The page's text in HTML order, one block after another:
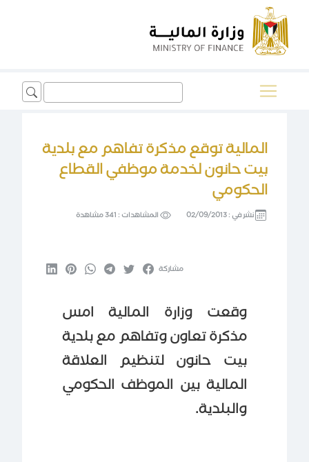
Search
for:
المالية توقع مذكرة تفاهم مع بلدية
بيت حانون لخدمة موظفي القطاع
الحكومي
نشر في :02/09/2013 المشاهدات : 341 مشاهدة
مشاركة
وقعت وزارة المالية امس
مذكرة تعاون وتفاهم مع بلدية
بيت حانون لتنظيم العلاقة
المالية بين الموظف الحكومي
والبلدية.